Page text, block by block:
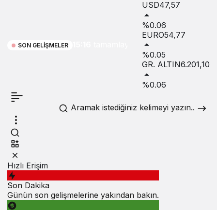
SON GELIŞMELER
tamamlayıcısı:
koleksiyonu
USD47,57
%0.06
EURO54,77
%0.05
GR. ALTIN6.201,10
%0.06
Aramak istediğiniz kelimeyi yazın..
Hızlı Erişim
Son Dakika
Günün son gelişmelerine yakından bakın.